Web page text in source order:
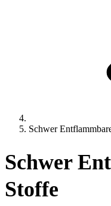
Schwer
Schwer
Stoffe